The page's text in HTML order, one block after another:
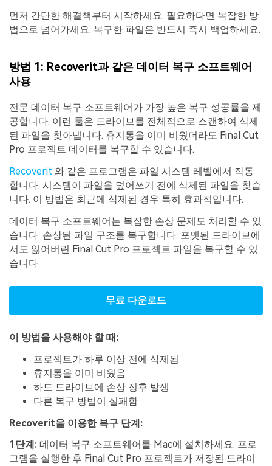
먼저 간단한 해결책부터 시작하세요. 필요하다면 복잡한 방
법으로 넘어가세요. 복구한 파일은 반드시 즉시 백업하세요.
방법 1: Recoverit과 같은 데이터 복구 소프트웨어
사용
전문 데이터 복구 소프트웨어가 가장 높은 복구 성공률을 제
공합니다. 이런 툴은 드라이브를 전체적으로 스캔하여 삭제
된 파일을 찾아냅니다. 휴지통을 이미 비웠더라도 Final Cut
Pro 프로젝트 데이터를 복구할 수 있습니다.
Recoverit 와 같은 프로그램은 파일 시스템 레벨에서 작동
합니다. 시스템이 파일을 덮어쓰기 전에 삭제된 파일을 찾습
니다. 이 방법은 최근에 삭제된 경우 특히 효과적입니다.
데이터 복구 소프트웨어는 복잡한 손상 문제도 처리할 수 있
습니다. 손상된 파일 구조를 복구합니다. 포맷된 드라이브에
서도 잃어버린 Final Cut Pro 프로젝트 파일을 복구할 수 있
습니다.
무료 다운로드
이 방법을 사용해야 할 때:
프로젝트가 하루 이상 전에 삭제됨
휴지통을 이미 비웠음
하드 드라이브에 손상 징후 발생
다른 복구 방법이 실패함
Recoverit을 이용한 복구 단계:
1단계: 데이터 복구 소프트웨어를 Mac에 설치하세요. 프로
그램을 실행한 후 Final Cut Pro 프로젝트가 저장된 드라이